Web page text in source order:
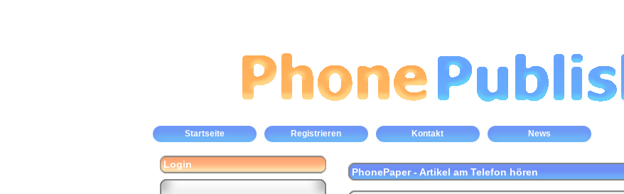
Startseite Registrieren Kontakt News
Login
PhonePaper - Artikel am Telefon hören